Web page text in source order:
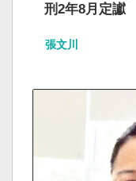
刑2年8月定讞
張文川